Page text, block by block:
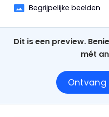
Begrijpelijke beelden
Dit is een preview.
mét
Ontvang